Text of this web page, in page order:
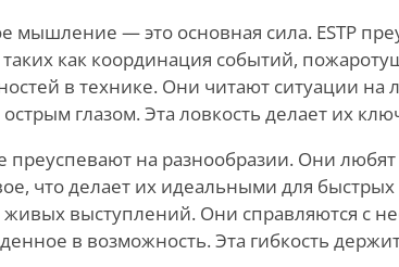
мышление — это основная сила. ESTP
как координация событий,
в технике. Они читают ситуации на
глазом. Эта ловкость делает их
преуспевают на разнообразии. Они
что делает их идеальными для
живых выступлений. Они справляются с
в возможность. Эта гибкость